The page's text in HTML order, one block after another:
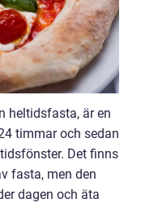
heltidsfasta, är en
timmar och sedan
Det finns
fasta, men den
dagen och äta